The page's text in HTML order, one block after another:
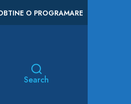
O PROGRAMARE
Search